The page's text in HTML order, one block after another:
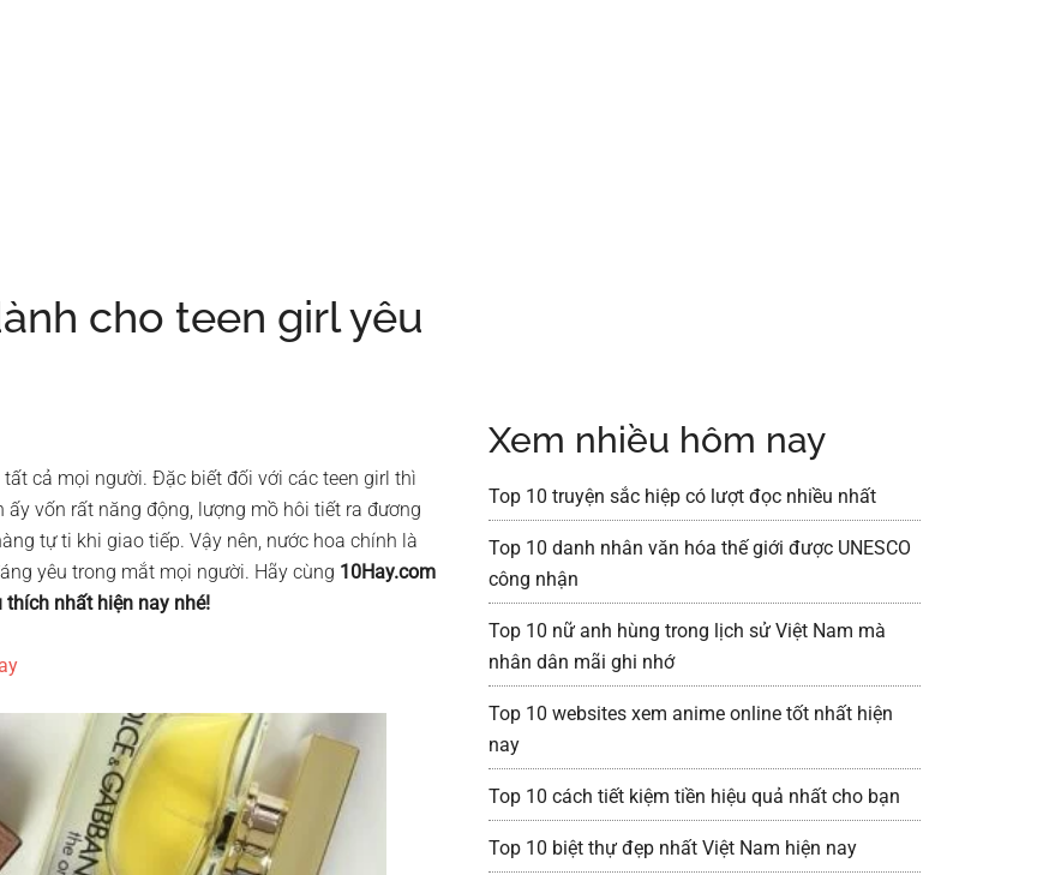
cho teen girl yêu
cả mọi người. Đặc biết đối với các teen girl thì
vốn rất năng động, lượng mồ hôi tiết ra đương
tự ti khi giao tiếp. Vậy nên, nước hoa chính là
yêu trong mắt mọi người. Hãy cùng 10Hay.com
nhất hiện nay nhé!
Xem nhiều hôm nay
Top 10 truyện sắc hiệp có lượt đọc nhiều nhất
Top 10 danh nhân văn hóa thế giới được UNESCO
công nhận
Top 10 nữ anh hùng trong lịch sử Việt Nam mà
nhân dân mãi ghi nhớ
Top 10 websites xem anime online tốt nhất hiện
nay
Top 10 cách tiết kiệm tiền hiệu quả nhất cho bạn
Top 10 biệt thự đẹp nhất Việt Nam hiện nay